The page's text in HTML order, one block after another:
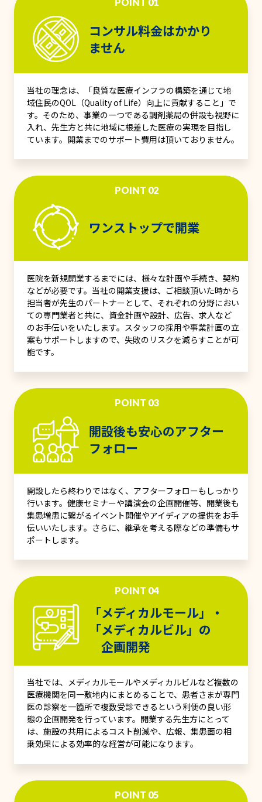
POINT 01
コンサル料金はかかり
ません
当社の理念は、「良質な医療インフラの構築を通じて地
域住民のQOL（Quality of Life）向上に貢献すること」で
す。そのため、事業の一つである調剤薬局の併設も視野に
入れ、先生方と共に地域に根差した医療の実現を目指し
ています。開業までのサポート費用は頂いておりません。
POINT 02
ワンストップで開業
医院を新規開業するまでには、様々な計画や手続き、契約
などが必要です。当社の開業支援は、ご相談頂いた時から
担当者が先生のパートナーとして、それぞれの分野におい
ての専門業者と共に、資金計画や設計、広告、求人など
のお手伝いをいたします。スタッフの採用や事業計画の立
案もサポートしますので、失敗のリスクを減らすことが可
能です。
POINT 03
開設後も安心のアフター
フォロー
開設したら終わりではなく、アフターフォローもしっかり
行います。健康セミナーや講演会の企画開催等、開業後も
集患増患に繋がるイベント開催やアイディアの提供をお手
伝いいたします。さらに、継承を考える際などの準備もサ
ポートします。
POINT 04
「メディカルモール」・
「メディカルビル」の
企画開発
当社では、メディカルモールやメディカルビルなど複数の
医療機関を同一敷地内にまとめることで、患者さまが専門
医の診察を一箇所で複数受診できるという利便の良い形
態の企画開発を行っています。開業する先生方にとって
は、施設の共用によるコスト削減や、広報、集患面の相
乗効果による効率的な経営が可能になります。
POINT 05